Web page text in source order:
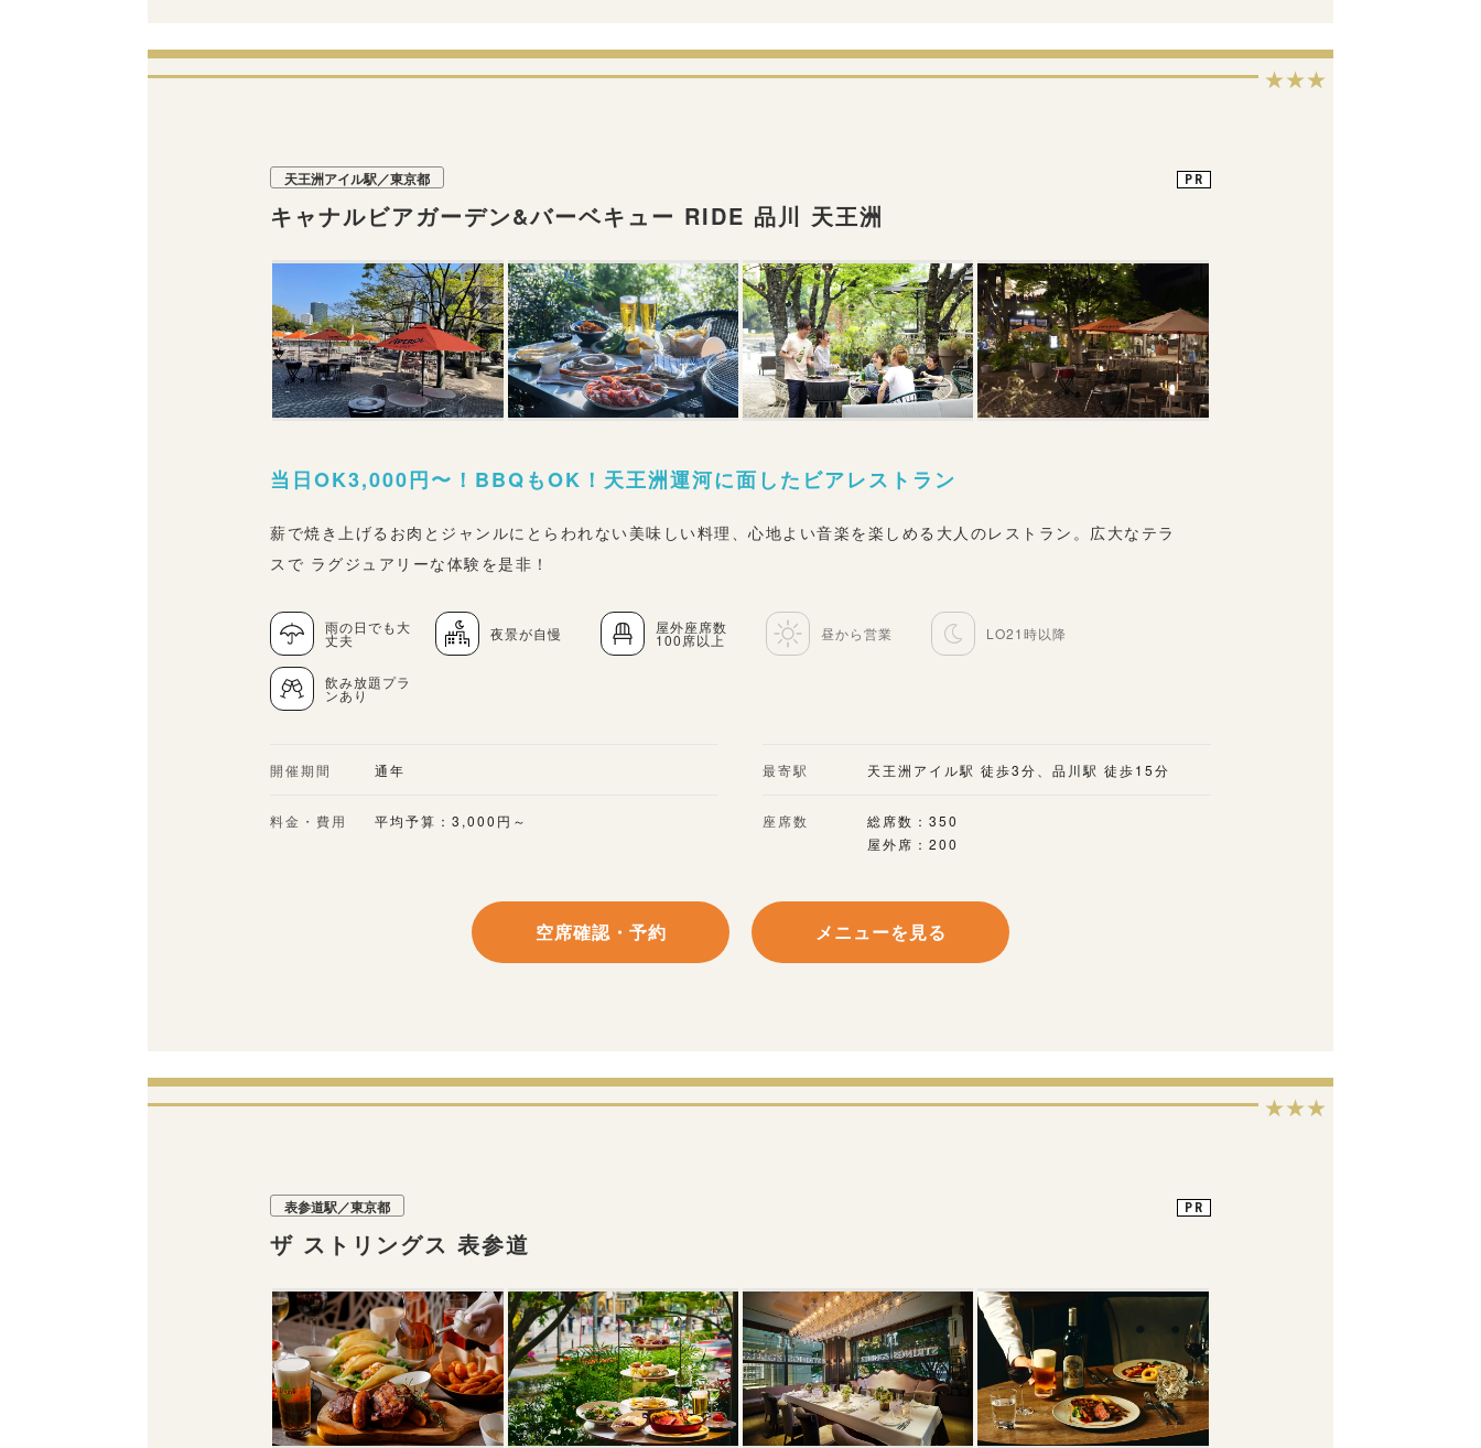
★★★
天王洲アイル駅／東京都
キャナルビアガーデン&バーベキュー RIDE 品川 天王洲
PR
当日OK3,000円〜！BBQもOK！天王洲運河に面したビアレストラン
薪で焼き上げるお肉とジャンルにとらわれない美味しい料理、心地よい音楽を楽しめる大人のレストラン。広大なテラ
スで ラグジュアリーな体験を是非！
雨の日でも大
丈夫 夜景が自慢 屋外座席数
100席以上 昼から営業 LO21時以降
飲み放題プラ
ンあり
開催期間 通年 最寄駅 天王洲アイル駅 徒歩3分、品川駅 徒歩15分
料金・費用 平均予算：3,000円～ 座席数
総席数：350
屋外席：200
空席確認・予約 メニューを見る
★★★
表参道駅／東京都
ザ ストリングス 表参道
PR